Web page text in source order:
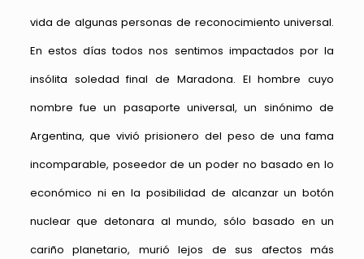
vida de algunas personas de reconocimiento universal.
En estos días todos nos sentimos impactados por la
insólita soledad final de Maradona. El hombre cuyo
nombre fue un pasaporte universal, un sinónimo de
Argentina, que vivió prisionero del peso de una fama
incomparable, poseedor de un poder no basado en lo
económico ni en la posibilidad de alcanzar un botón
nuclear que detonara al mundo, sólo basado en un
cariño planetario, murió lejos de sus afectos más